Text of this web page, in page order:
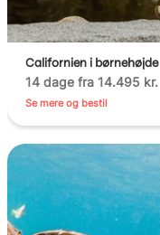
Californien i børnehøjde
14 dage fra 14.495 kr.
Se mere og bestil